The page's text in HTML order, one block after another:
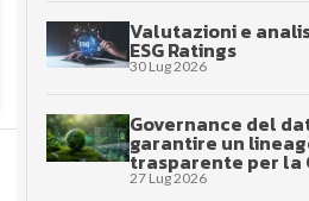
Valutazioni e
ESG Ratings
30 Lug 2026
Governance del
garantire un
trasparente per la
27 Lug 2026